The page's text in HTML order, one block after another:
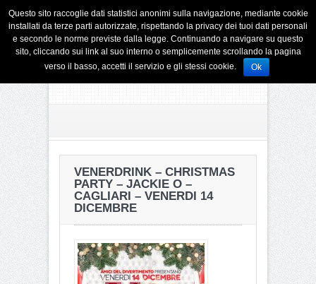
VENERDRINK – CHRISTMAS
PARTY – JACKIE O –
CAGLIARI – VENERDI 14
DICEMBRE
Questo sito raccoglie dati statistici anonimi sulla navigazione, mediante cookie
installati da terze parti autorizzate, rispettando la privacy dei tuoi dati personali
e secondo le norme previste dalla legge. Continuando a navigare su questo
sito, cliccando sui link al suo interno o semplicemente scrollando la pagina
verso il basso, accetti il servizio e gli stessi cookie.
Ok